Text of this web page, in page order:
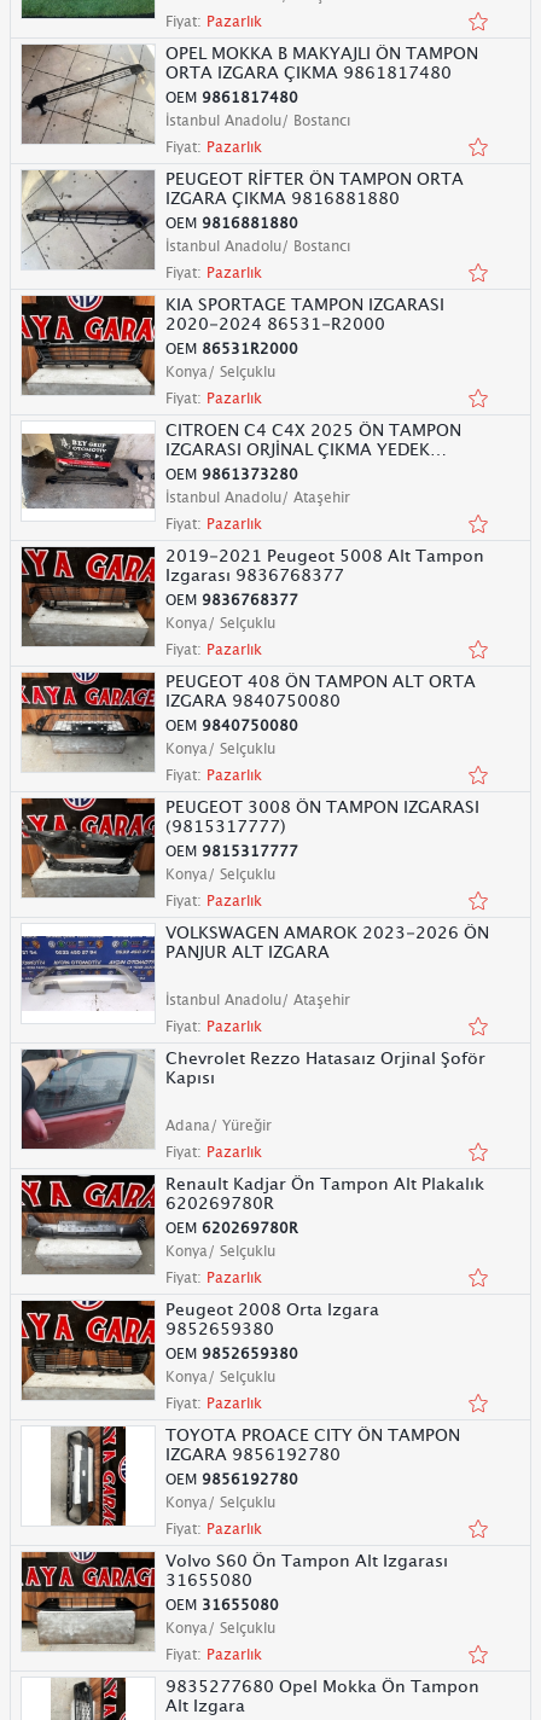
Fiyat: Pazarlık
OPEL MOKKA B MAKYAJLI ÖN TAMPON
ORTA IZGARA ÇIKMA 9861817480
OEM 9861817480
İstanbul Anadolu/ Bostancı
Fiyat: Pazarlık
PEUGEOT RİFTER ÖN TAMPON ORTA
IZGARA ÇIKMA 9816881880
OEM 9816881880
İstanbul Anadolu/ Bostancı
Fiyat: Pazarlık
KIA SPORTAGE TAMPON IZGARASI
2020-2024 86531-R2000
OEM 86531R2000
Konya/ Selçuklu
Fiyat: Pazarlık
CITROEN C4 C4X 2025 ÖN TAMPON
IZGARASI ORJİNAL ÇIKMA YEDEK
PARÇA
OEM 9861373280
İstanbul Anadolu/ Ataşehir
Fiyat: Pazarlık
2019-2021 Peugeot 5008 Alt Tampon
Izgarası 9836768377
OEM 9836768377
Konya/ Selçuklu
Fiyat: Pazarlık
PEUGEOT 408 ÖN TAMPON ALT ORTA
IZGARA 9840750080
OEM 9840750080
Konya/ Selçuklu
Fiyat: Pazarlık
PEUGEOT 3008 ÖN TAMPON IZGARASI
(9815317777)
OEM 9815317777
Konya/ Selçuklu
Fiyat: Pazarlık
VOLKSWAGEN AMAROK 2023-2026 ÖN
PANJUR ALT IZGARA
İstanbul Anadolu/ Ataşehir
Fiyat: Pazarlık
Chevrolet Rezzo Hatasaız Orjinal Şoför
Kapısı
Adana/ Yüreğir
Fiyat: Pazarlık
Renault Kadjar Ön Tampon Alt Plakalık
620269780R
OEM 620269780R
Konya/ Selçuklu
Fiyat: Pazarlık
Peugeot 2008 Orta Izgara
9852659380
OEM 9852659380
Konya/ Selçuklu
Fiyat: Pazarlık
TOYOTA PROACE CITY ÖN TAMPON
IZGARA 9856192780
OEM 9856192780
Konya/ Selçuklu
Fiyat: Pazarlık
Volvo S60 Ön Tampon Alt Izgarası
31655080
OEM 31655080
Konya/ Selçuklu
Fiyat: Pazarlık
9835277680 Opel Mokka Ön Tampon
Alt Izgara